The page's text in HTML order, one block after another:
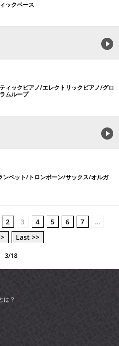
ックベース
ィックピアノ/エレクトリックピアノ/グロ
ムループ
ンペット/トロンボーン/サックス/オルガ
2 3 4 5 6 7
…
Last >>
3/18
は？